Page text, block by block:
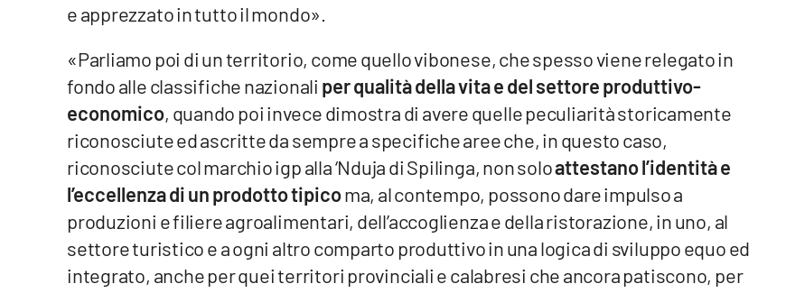
Catanzarochannel.it
Vai
e apprezzato in tutto il mondo».
«Parliamo poi di un territorio, come quello vibonese, che spesso viene relegato in
fondo alle classifiche nazionali per qualità della vita e del settore produttivo-
economico, quando poi invece dimostra di avere quelle peculiarità storicamente
riconosciute ed ascritte da sempre a specifiche aree che, in questo caso,
riconosciute col marchio igp alla ‘Nduja di Spilinga, non soloattestano l’identità e
l’eccellenza di un prodotto tipicoma, al contempo, possono dare impulso a
produzioni e filiere agroalimentari, dell’accoglienza e della ristorazione, in uno, al
settore turistico e a ogni altro comparto produttivo in una logica di sviluppo equo ed
integrato, anche per quei territori provinciali e calabresi che ancora patiscono, per